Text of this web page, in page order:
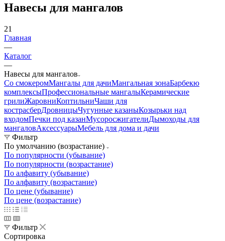
Навесы для мангалов
21
Главная
—
Каталог
—
Навесы для мангалов
Со смокеромМангалы для дачиМангальная зонаБарбекю
комплексыПрофессиональные мангалыКерамические
грилиЖаровниКоптильниЧаши для
кострасберДровницыЧугунные казаныКозырьки над
входомПечки под казанМусоросжигателиДымоходы для
мангаловАксессуарыМебель для дома и дачи
Фильтр
По умолчанию (возрастание)
По популярности (убывание)
По популярности (возрастание)
По алфавиту (убывание)
По алфавиту (возрастание)
По цене (убывание)
По цене (возрастание)
Фильтр
Сортировка